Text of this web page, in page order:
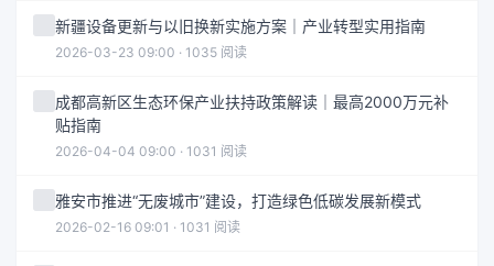
新疆设备更新与以旧换新实施方案｜产业转型实用指南
2026-03-23 09:00 · 1035 阅读
成都高新区生态环保产业扶持政策解读｜最高2000万元补
贴指南
2026-04-04 09:00 · 1031 阅读
雅安市推进“无废城市”建设，打造绿色低碳发展新模式
2026-02-16 09:01 · 1031 阅读